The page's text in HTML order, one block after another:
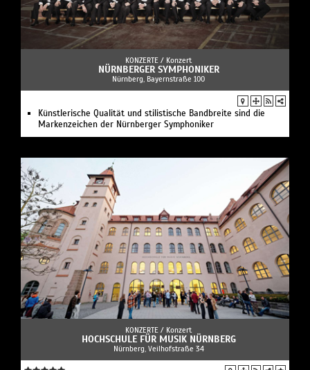
KONZERTE / Konzert
NÜRNBERGER SYMPHONIKER
Nürnberg, Bayernstraße 100
Künstlerische Qualität und stilistische Bandbreite sind die
Markenzeichen der Nürnberger Symphoniker
KONZERTE / Konzert
HOCHSCHULE FÜR MUSIK NÜRNBERG
Nürnberg, Veilhofstraße 34